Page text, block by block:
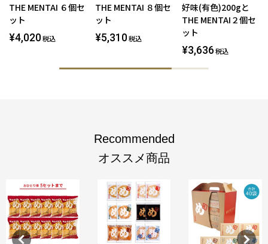
THE MENTAI ６個セ
ット
¥4,020 税込
THE MENTAI ８個セ
ット
¥5,310 税込
好味(有色)200gと
THE MENTAI２個セ
ット
¥3,636 税込
Recommended
オススメ商品